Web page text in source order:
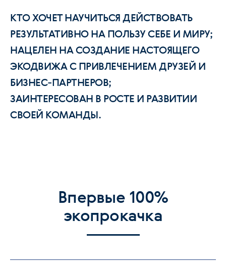
КТО ХОЧЕТ НАУЧИТЬСЯ ДЕЙСТВОВАТЬ
РЕЗУЛЬТАТИВНО НА ПОЛЬЗУ СЕБЕ И МИРУ;
НАЦЕЛЕН НА СОЗДАНИЕ НАСТОЯЩЕГО
ЭКОДВИЖА С ПРИВЛЕЧЕНИЕМ ДРУЗЕЙ И
БИЗНЕС-ПАРТНЕРОВ;
ЗАИНТЕРЕСОВАН В РОСТЕ И РАЗВИТИИ
СВОЕЙ КОМАНДЫ.
Впервые 100%
экопрокачка